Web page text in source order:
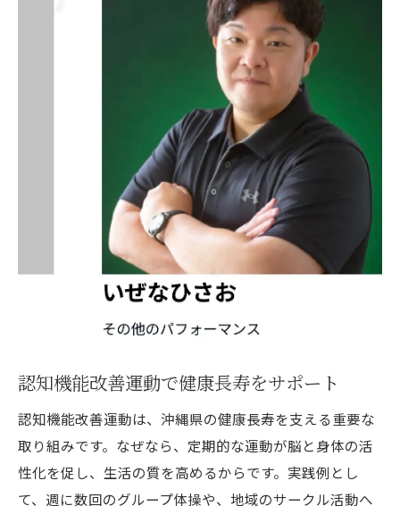
認知機能改善運動で健康長寿をサポート
認知機能改善運動は、沖縄県の健康長寿を支える重要な
取り組みです。なぜなら、定期的な運動が脳と身体の活
性化を促し、生活の質を高めるからです。実践例とし
て、週に数回のグループ体操や、地域のサークル活動へ